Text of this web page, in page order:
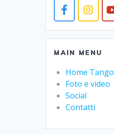
MAIN MENU
Home Tango
Foto e video
Social
Contatti